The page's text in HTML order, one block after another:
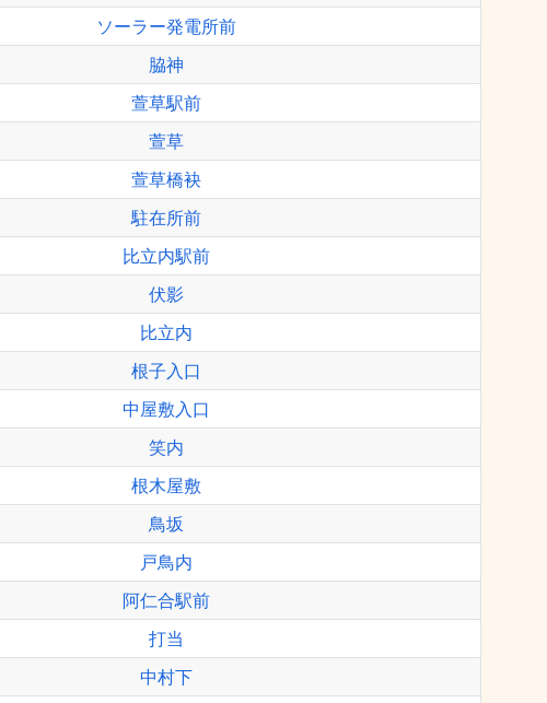
ソーラー発電所前
脇神
萱草駅前
萱草
萱草橋袂
駐在所前
比立内駅前
伏影
比立内
根子入口
中屋敷入口
笑内
根木屋敷
鳥坂
戸鳥内
阿仁合駅前
打当
中村下